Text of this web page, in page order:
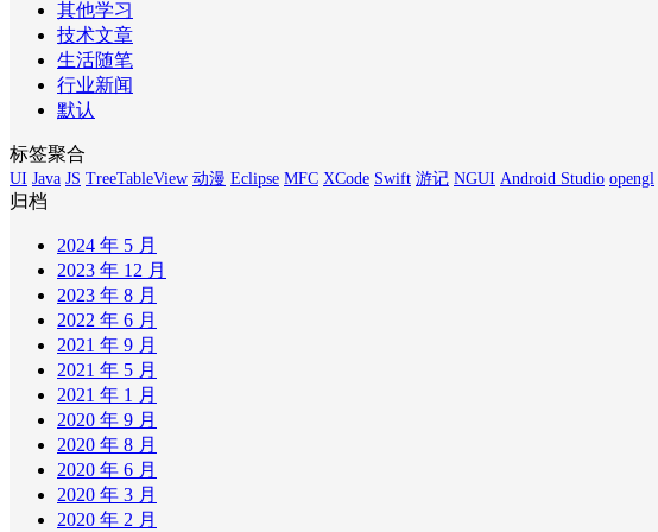
其他学习
技术文章
生活随笔
行业新闻
默认
标签聚合
UI Java JS TreeTableView 动漫 Eclipse MFC XCode Swift 游记 NGUI Android Studio opengl
归档
2024 年 5 月
2023 年 12 月
2023 年 8 月
2022 年 6 月
2021 年 9 月
2021 年 5 月
2021 年 1 月
2020 年 9 月
2020 年 8 月
2020 年 6 月
2020 年 3 月
2020 年 2 月